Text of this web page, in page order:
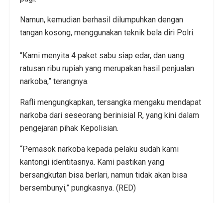
Namun, kemudian berhasil dilumpuhkan dengan
tangan kosong, menggunakan teknik bela diri Polri.
“Kami menyita 4 paket sabu siap edar, dan uang
ratusan ribu rupiah yang merupakan hasil penjualan
narkoba,” terangnya.
Rafli mengungkapkan, tersangka mengaku mendapat
narkoba dari seseorang berinisial R, yang kini dalam
pengejaran pihak Kepolisian.
“Pemasok narkoba kepada pelaku sudah kami
kantongi identitasnya. Kami pastikan yang
bersangkutan bisa berlari, namun tidak akan bisa
bersembunyi,” pungkasnya. (RED)